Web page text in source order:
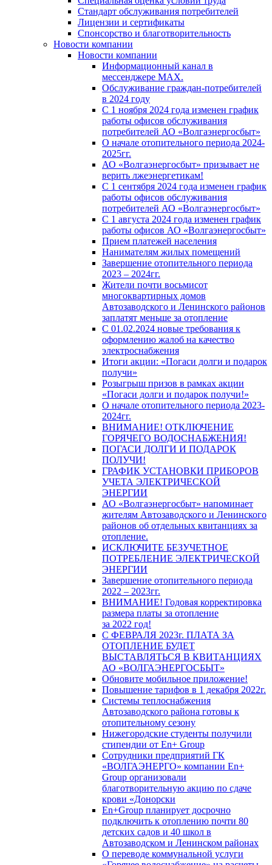
Стандарт обслуживания потребителей
Лицензии и сертификаты
Спонсорство и благотворительность
Новости компании
Новости компании
Информационный канал в
мессенджере MAX.
Обслуживание граждан-потребителей
в 2024 году
С 1 ноября 2024 года изменен график
работы офисов обслуживания
потребителей АО «Волгаэнергосбыт»
О начале отопительного периода 2024-
2025гг.
АО «Волгаэнергосбыт» призывает не
верить лжеэнергетикам!
С 1 сентября 2024 года изменен график
работы офисов обслуживания
потребителей АО «Волгаэнергосбыт»
С 1 августа 2024 года изменен график
работы офисов АО «Волгаэнергосбыт»
Прием платежей населения
Нанимателям жилых помещений
Завершение отопительного периода
2023 – 2024гг.
Жители почти восьмисот
многоквартирных домов
Автозаводского и Ленинского районов
заплатят меньше за отопление
С 01.02.2024 новые требования к
оформлению жалоб на качество
электроснабжения
Итоги акции: «Погаси долги и подарок
получи»
Розыгрыш призов в рамках акции
«Погаси долги и подарок получи!»
О начале отопительного периода 2023-
2024гг.
ВНИМАНИЕ! ОТКЛЮЧЕНИЕ
ГОРЯЧЕГО ВОДОСНАБЖЕНИЯ!
ПОГАСИ ДОЛГИ И ПОДАРОК
ПОЛУЧИ!
ГРАФИК УСТАНОВКИ ПРИБОРОВ
УЧЕТА ЭЛЕКТРИЧЕСКОЙ
ЭНЕРГИИ
АО «Волгаэнергосбыт» напоминает
жителям Автозаводского и Ленинского
районов об отдельных квитанциях за
отопление.
ИСКЛЮЧИТЕ БЕЗУЧЕТНОЕ
ПОТРЕБЛЕНИЕ ЭЛЕКТРИЧЕСКОЙ
ЭНЕРГИИ
Завершение отопительного периода
2022 – 2023гг.
ВНИМАНИЕ! Годовая корректировка
размера платы за отопление
за 2022 год!
С ФЕВРАЛЯ 2023г. ПЛАТА ЗА
ОТОПЛЕНИЕ БУДЕТ
ВЫСТАВЛЯТЬСЯ В КВИТАНЦИЯХ
АО «ВОЛГАЭНЕРГОСБЫТ»
Обновите мобильное приложение!
Повышение тарифов в 1 декабря 2022г.
Системы теплоснабжения
Автозаводского района готовы к
отопительному сезону
Нижегородские студенты получили
стипендии от En+ Group
Сотрудники предприятий ГК
«ВОЛГАЭНЕРГО» компании En+
Group организовали
благотворительную акцию по сдаче
крови «Донорски
En+Group планирует досрочно
подключить к отоплению почти 80
детских садов и 40 школ в
Автозаводском и Ленинском районах
О переводе коммунальной услуги